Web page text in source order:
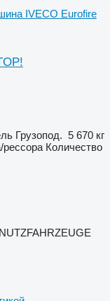
IVECO Eurofire
Грузопод. 5 670 кг
рессора Количество